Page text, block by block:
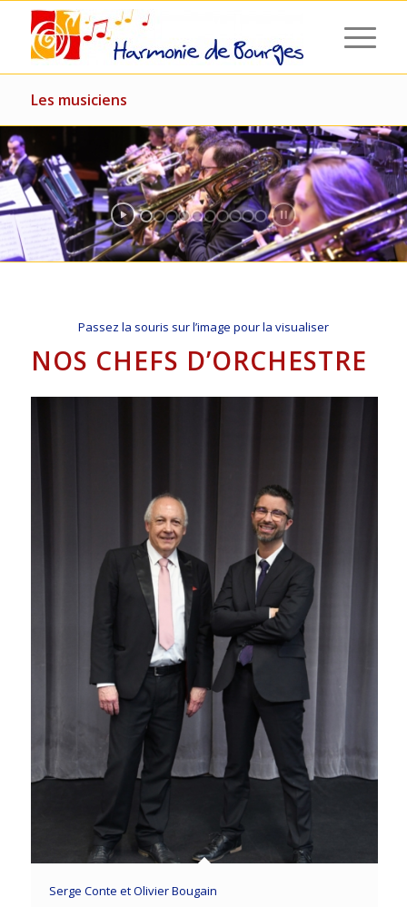
Les musiciens
Passez la souris sur l’image pour la visualiser
NOS CHEFS D’ORCHESTRE
Serge Conte et Olivier Bougain